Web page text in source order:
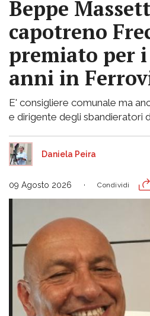
Beppe
capotreno
premiato per
anni in
E' consigliere comunale ma
e dirigente degli sbandieratori
Daniela Peira
09 Agosto 2026 Condividi